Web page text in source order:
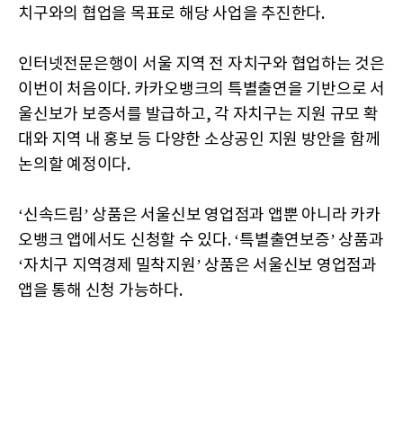
치구와의 협업을 목표로 해당 사업을 추진한다.
인터넷전문은행이 서울 지역 전 자치구와 협업하는 것은
이번이 처음이다. 카카오뱅크의 특별출연을 기반으로 서
울신보가 보증서를 발급하고, 각 자치구는 지원 규모 확
대와 지역 내 홍보 등 다양한 소상공인 지원 방안을 함께
논의할 예정이다.
‘신속드림’ 상품은 서울신보 영업점과 앱뿐 아니라 카카
오뱅크 앱에서도 신청할 수 있다. ‘특별출연보증’ 상품과
‘자치구 지역경제 밀착지원’ 상품은 서울신보 영업점과
앱을 통해 신청 가능하다.